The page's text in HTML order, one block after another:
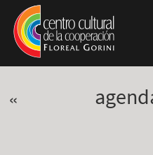
Pasar al contenido principal
Jump to main content
«